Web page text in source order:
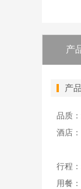
产
产
品质
酒店
1晚
行程
用餐